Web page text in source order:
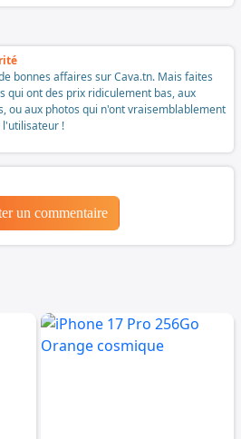
bonnes affaires sur Cava.tn. Mais faites
qui ont des prix ridiculement bas, aux
ou aux photos qui n'ont vraisemblablement
l'utilisateur !
un commentaire